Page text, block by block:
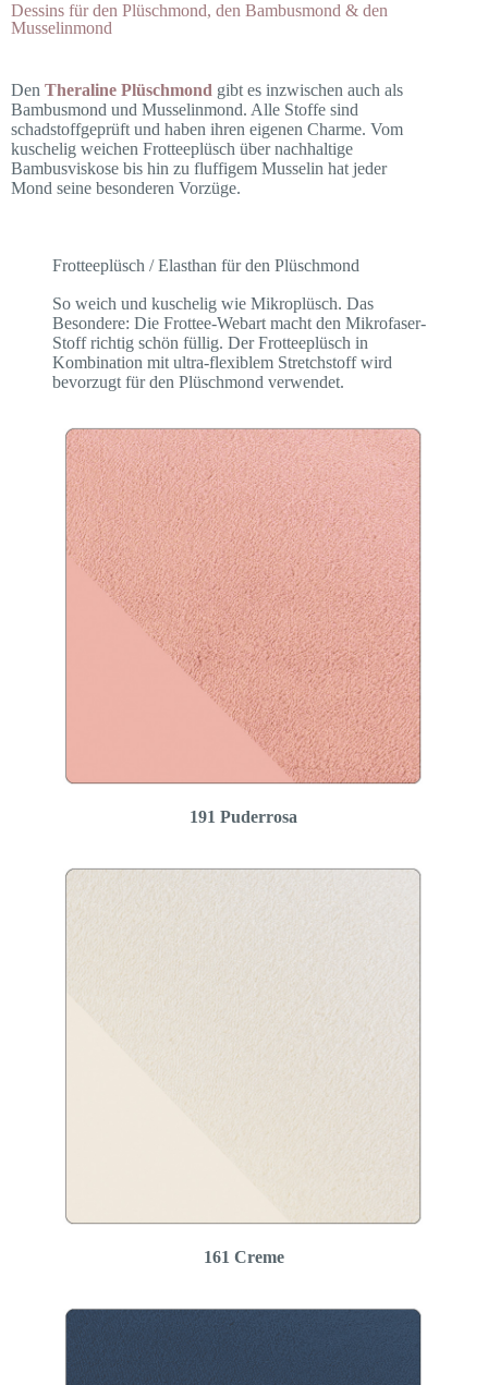
Dessins für den Plüschmond, den Bambusmond & den
Musselinmond
Den Theraline Plüschmond gibt es inzwischen auch als
Bambusmond und Musselinmond. Alle Stoffe sind
schadstoffgeprüft und haben ihren eigenen Charme. Vom
kuschelig weichen Frotteeplüsch über nachhaltige
Bambusviskose bis hin zu fluffigem Musselin hat jeder
Mond seine besonderen Vorzüge.
Frotteeplüsch / Elasthan für den Plüschmond
So weich und kuschelig wie Mikroplüsch. Das
Besondere: Die Frottee-Webart macht den Mikrofaser-
Stoff richtig schön füllig. Der Frotteeplüsch in
Kombination mit ultra-flexiblem Stretchstoff wird
bevorzugt für den Plüschmond verwendet.
191 Puderrosa
161 Creme